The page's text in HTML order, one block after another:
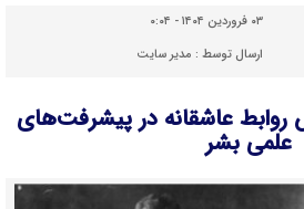
۰۳ فروردین ۱۴۰۴ - ۰:۰۴
ارسال توسط : مدیر سایت
عاشقانه در پیشرفت‌های
علمی بشر